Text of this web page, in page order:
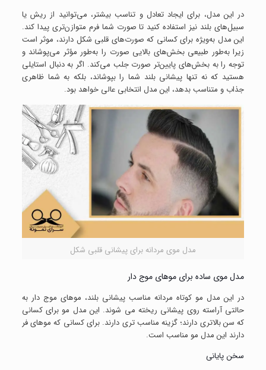
در این مدل، برای ایجاد تعادل و تناسب بیشتر، می‌توانید از ریش یا
سبیل‌های بلند نیز استفاده کنید تا صورت شما فرم متوازن‌تری پیدا کند.
این مدل به‌ویژه برای کسانی که صورت‌های قلبی شکل دارند، موثر است
زیرا به‌طور طبیعی بخش‌های بالایی صورت را به‌طور مؤثر می‌پوشاند و
توجه را به بخش‌های پایین‌تر صورت جلب می‌کند. اگر به دنبال استایلی
هستید که نه تنها پیشانی بلند شما را بپوشاند، بلکه به شما ظاهری
جذاب و متناسب بدهد، این مدل انتخابی عالی خواهد بود.
مدل موی مردانه برای پیشانی قلبی شکل
مدل موی ساده برای موهای موج دار
در این مدل مو کوتاه مردانه مناسب پیشانی بلند، موهای موج دار به
حالتی آراسته روی پیشانی ریخته می شوند. این مدل مو برای کسانی
که سن بالاتری دارند؛ گزینه مناسب تری دارند. برای کسانی که موهای فر
دارند این مدل مو مناسب است.
سخن پایانی